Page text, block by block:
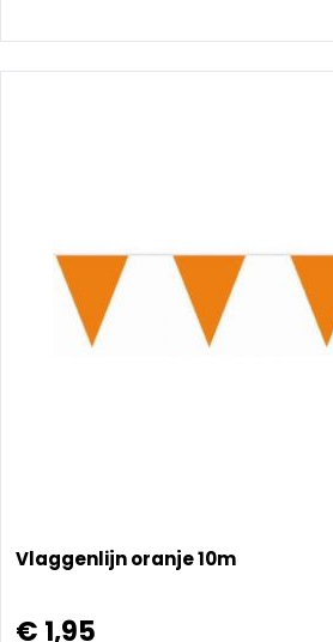
Vlaggenlijn oranje 10m
€ 1,95